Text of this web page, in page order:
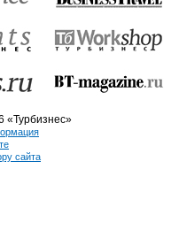
сайта